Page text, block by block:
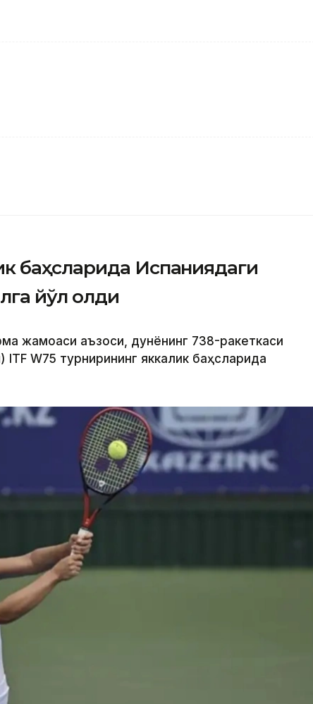
баҳсларида Испаниядаги
йўл олди
жамоаси аъзоси, дунёнинг 738-ракеткаси
W75 турнирининг яккалик баҳсларида